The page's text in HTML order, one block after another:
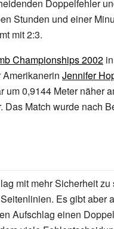
Doppelfehler
Stunden und einer
mit 2:3.
Championships 2002 in
Jennifer
um 0,9144 Meter näher
Match wurde nach
mit mehr Sicherheit zu
Es gibt aber
Aufschlag einen